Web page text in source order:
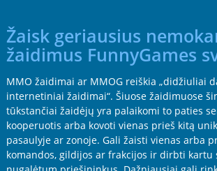
Žaisk geriausius
žaidimus FunnyGames
MMO žaidimai ar MMOG reiškia „didžiuliai
internetiniai žaidimai“. Šiuose žaidimuose
tūkstančiai žaidėjų yra palaikomi to paties
kooperuotis arba kovoti vienas prieš kitą
pasaulyje ar zonoje. Gali žaisti vienas arba
komandos, gildijos ar frakcijos ir dirbti kartu